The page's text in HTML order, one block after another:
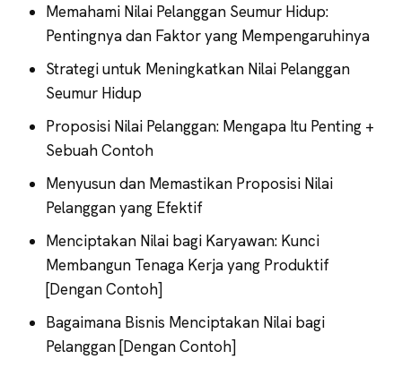
Memahami Nilai Pelanggan Seumur Hidup:
Pentingnya dan Faktor yang Mempengaruhinya
Strategi untuk Meningkatkan Nilai Pelanggan
Seumur Hidup
Proposisi Nilai Pelanggan: Mengapa Itu Penting +
Sebuah Contoh
Menyusun dan Memastikan Proposisi Nilai
Pelanggan yang Efektif
Menciptakan Nilai bagi Karyawan: Kunci
Membangun Tenaga Kerja yang Produktif
[Dengan Contoh]
Bagaimana Bisnis Menciptakan Nilai bagi
Pelanggan [Dengan Contoh]